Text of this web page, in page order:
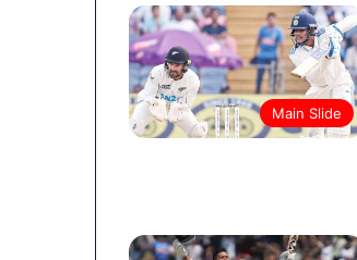
Main Slide